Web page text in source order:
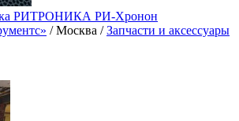
РИТРОНИКА РИ-Хронон
/ Москва /Запчасти и аксессуары